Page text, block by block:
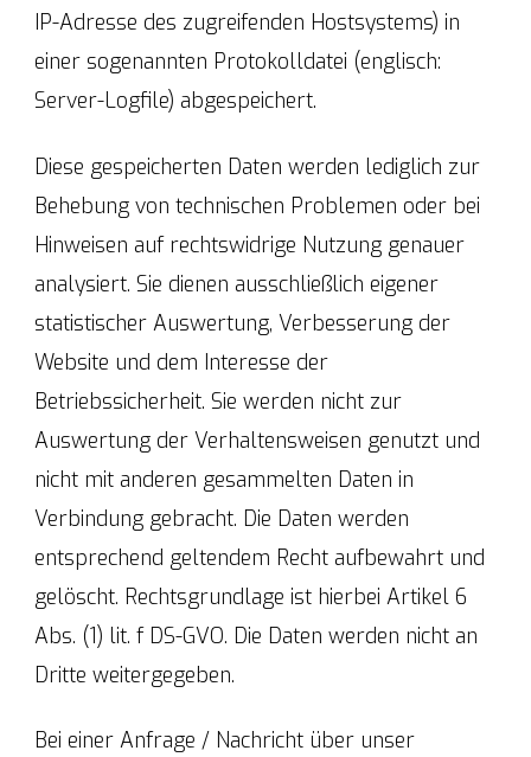
IP-Adresse des zugreifenden Hostsystems) in
einer sogenannten Protokolldatei (englisch:
Server-Logfile) abgespeichert.
Diese gespeicherten Daten werden lediglich zur
Behebung von technischen Problemen oder bei
Hinweisen auf rechtswidrige Nutzung genauer
analysiert. Sie dienen ausschließlich eigener
statistischer Auswertung, Verbesserung der
Website und dem Interesse der
Betriebssicherheit. Sie werden nicht zur
Auswertung der Verhaltensweisen genutzt und
nicht mit anderen gesammelten Daten in
Verbindung gebracht. Die Daten werden
entsprechend geltendem Recht aufbewahrt und
gelöscht. Rechtsgrundlage ist hierbei Artikel 6
Abs. (1) lit. f DS-GVO. Die Daten werden nicht an
Dritte weitergegeben.
Bei einer Anfrage / Nachricht über unser